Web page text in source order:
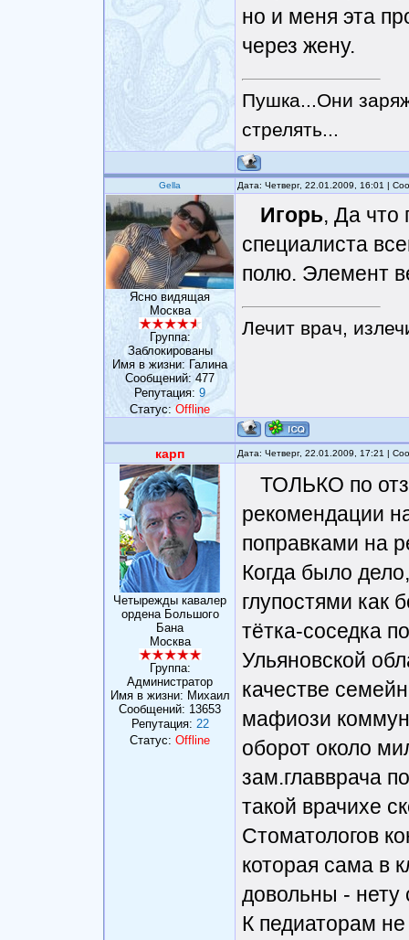
но и меня эта
через жену.
Пушка...Они
стрелять...
Gella Дата: Четверг, 22.01.2009, 16:01 |
Ясно видящая
Москва
Группа:
Заблокированы
Имя в жизни: Галина
Сообщений: 477
Репутация: 9
Статус:Offline
Игорь, Да что
специалиста
полю. Элемент
Лечит врач,
карп Дата: Четверг, 22.01.2009, 17:21 |
Четырежды кавалер
ордена Большого
Бана
Москва
Группа:
Администратор
Имя в жизни: Михаил
Сообщений: 13653
Репутация: 22
Статус: Offline
ТОЛЬКО по
рекомендации
поправками на
Когда было
глупостями как
тётка-соседка
Ульяновской
качестве
мафиози
оборот около
зам.главврача
такой врачихе
Стоматологов
которая сама в
довольны - нету
К педиаторам